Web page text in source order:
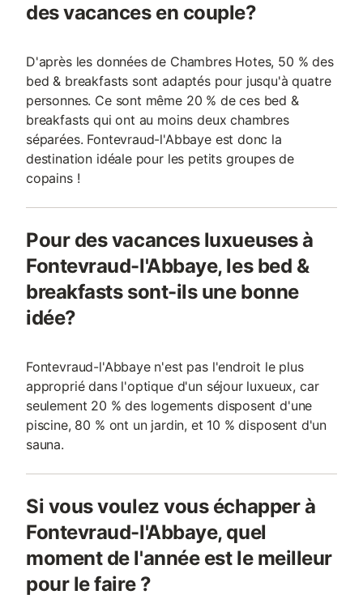
des vacances en couple?
D'après les données de Chambres Hotes, 50 % des
bed & breakfasts sont adaptés pour jusqu'à quatre
personnes. Ce sont même 20 % de ces bed &
breakfasts qui ont au moins deux chambres
séparées. Fontevraud-l'Abbaye est donc la
destination idéale pour les petits groupes de
copains !
Pour des vacances luxueuses à
Fontevraud-l'Abbaye, les bed &
breakfasts sont-ils une bonne
idée?
Fontevraud-l'Abbaye n'est pas l'endroit le plus
approprié dans l'optique d'un séjour luxueux, car
seulement 20 % des logements disposent d'une
piscine, 80 % ont un jardin, et 10 % disposent d'un
sauna.
Si vous voulez vous échapper à
Fontevraud-l'Abbaye, quel
moment de l'année est le meilleur
pour le faire ?